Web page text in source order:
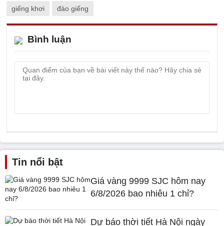
giếng khơi đào giếng
Bình luận
Tin nổi bật
Giá vàng 9999 SJC hôm nay
6/8/2026 bao nhiêu 1 chỉ?
Dự báo thời tiết Hà Nội ngày